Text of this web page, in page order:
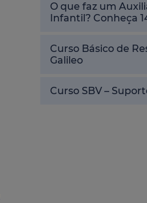
O que faz um
Infantil? Conheça
Curso Básico de
Galileo
Curso SBV –